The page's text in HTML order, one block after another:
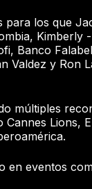
para los que
Kimberly
Banco
Valdez y Ron
múltiples
Lions,
en eventos